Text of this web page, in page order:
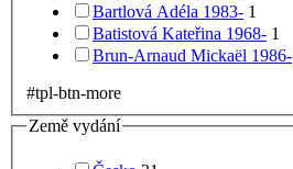
Bartlová Adéla 1983- 1
Batistová Kateřina 1968- 1
Brun-Arnaud Mickaël 1986-
#tpl-btn-more
Země vydání